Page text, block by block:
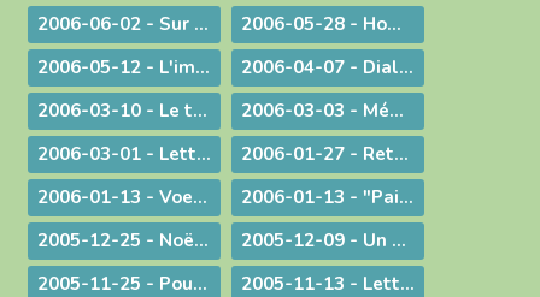
2006-06-02 - Sur les pas de Jean-Paul II
2006-05-28 - Homélie à la messe télévisée à Notre-Dame de Bourg
2006-05-12 - L'immigration
2006-04-07 - Dialogue interreligieux
2006-03-10 - Le trésor de la foi
2006-03-03 - Méditation sur l'Evangile du 4° dimanche de Carême 2006
2006-03-01 - Lettre aux prêtres et aux diacres
2006-01-27 - Retour aux origines
2006-01-13 - Voeux... pour aujourd'hui
2006-01-13 - "Paix sur la terre !"
2005-12-25 - Noël : la nouveauté chrétienne
2005-12-09 - Un modèle de persévérance dans l'élaboration d'une loi
2005-11-25 - Pour une laïcité constructive
2005-11-13 - Lettre aux prêtres et aux diacres